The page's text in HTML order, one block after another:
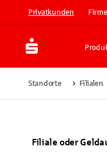
Privatkunden
Standorte Filialen
Filiale oder